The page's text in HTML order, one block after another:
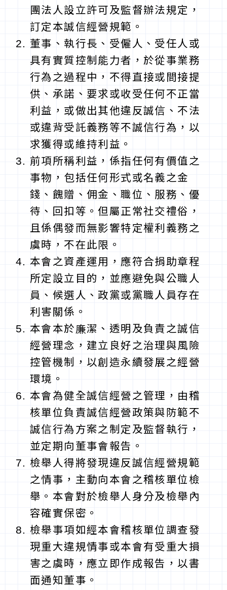
團法人設立許可及監督辦法規定，
訂定本誠信經營規範。
董事、執行長、受僱人、受任人或
具有實質控制能力者，於從事業務
行為之過程中，不得直接或間接提
供、承諾、要求或收受任何不正當
利益，或做出其他違反誠信、不法
或違背受託義務等不誠信行為，以
求獲得或維持利益。
前項所稱利益，係指任何有價值之
事物，包括任何形式或名義之金
錢、餽贈、佣金、職位、服務、優
待、回扣等。但屬正常社交禮俗，
且係偶發而無影響特定權利義務之
虞時，不在此限。
本會之資產運用，應符合捐助章程
所定設立目的，並應避免與公職人
員、候選人、政黨或黨職人員存在
利害關係。
本會本於廉潔、透明及負責之誠信
經營理念，建立良好之治理與風險
控管機制，以創造永續發展之經營
環境。
本會為健全誠信經營之管理，由稽
核單位負責誠信經營政策與防範不
誠信行為方案之制定及監督執行，
並定期向董事會報告。
檢舉人得將發現違反誠信經營規範
之情事，主動向本會之稽核單位檢
舉。本會對於檢舉人身分及檢舉內
容確實保密。
檢舉事項如經本會稽核單位調查發
現重大違規情事或本會有受重大損
害之虞時，應立即作成報告，以書
面通知董事。